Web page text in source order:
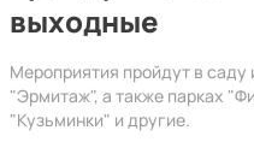
выходные
Мероприятия пройдут в
"Эрмитаж", а также парках
"Кузьминки" и другие.